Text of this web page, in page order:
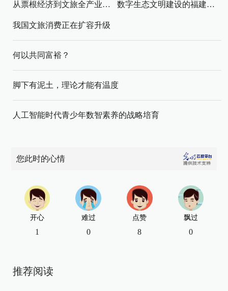
从票根经济到文旅全产业链升级 数字生态文明建设的福建路径与启示
我国文旅消费正在扩容升级
何以共同富裕？
脚下有泥土，理论才能有温度
人工智能时代青少年数智素养的战略培育
您此时的心情
开心
1
难过
0
点赞
8
飘过
0
推荐阅读